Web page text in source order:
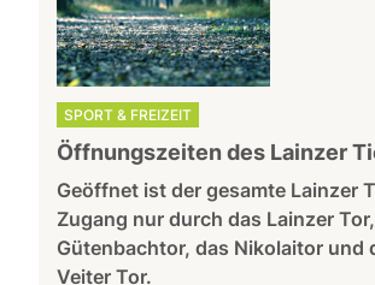
SPORT & FREIZEIT
Öffnungszeiten des Lainzer
Geöffnet ist der gesamte Lainzer
Zugang nur durch das Lainzer
Gütenbachtor, das Nikolaitor und
Veiter Tor.